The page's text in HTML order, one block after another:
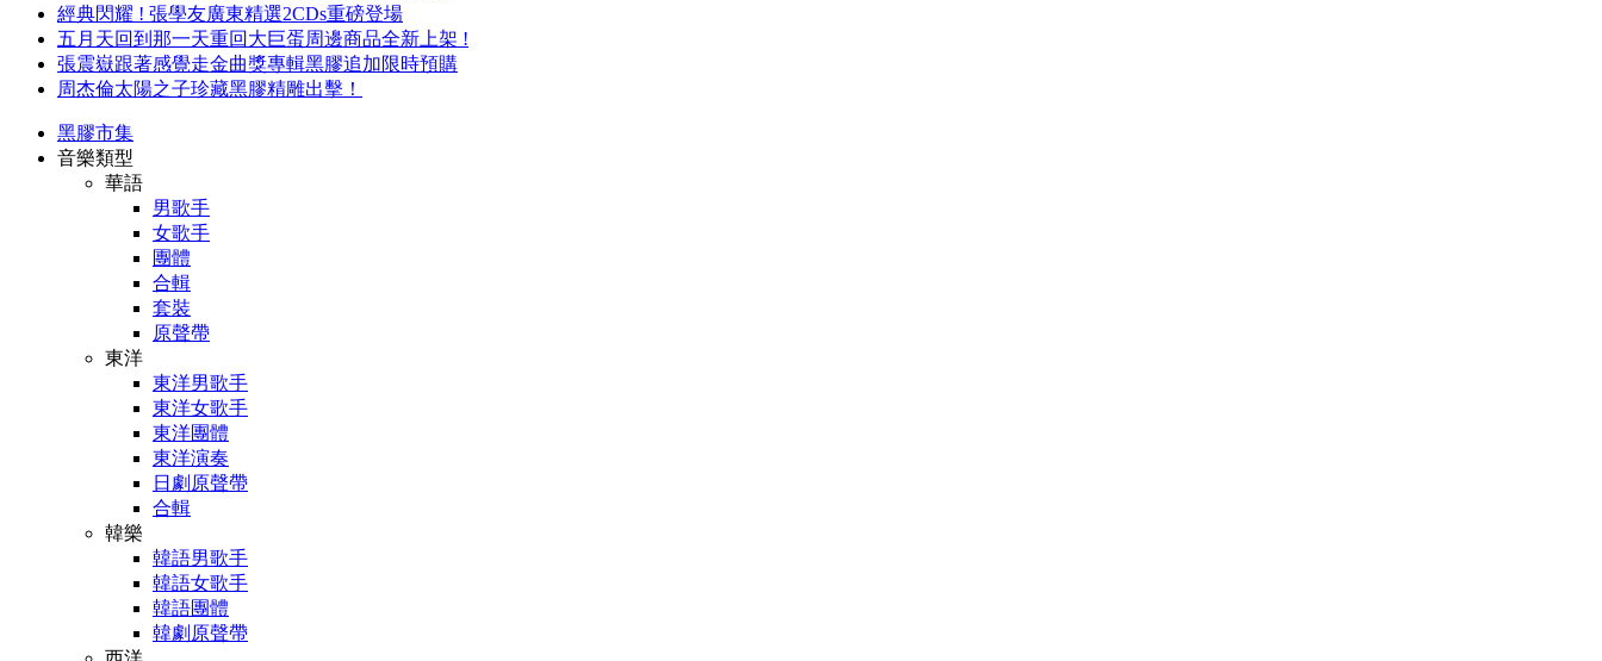
經典閃耀 ! 張學友廣東精選2CDs重磅登場
五月天回到那一天重回大巨蛋周邊商品全新上架 !
張震嶽跟著感覺走金曲獎專輯黑膠追加限時預購
周杰倫太陽之子珍藏黑膠精雕出擊！
黑膠市集
音樂類型
華語
男歌手
女歌手
團體
合輯
套裝
原聲帶
東洋
東洋男歌手
東洋女歌手
東洋團體
東洋演奏
日劇原聲帶
合輯
韓樂
韓語男歌手
韓語女歌手
韓語團體
韓劇原聲帶